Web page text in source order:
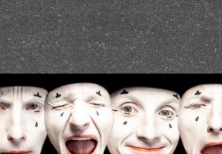
Cheminement intérieur
Le pouvoir de nos pensées
Nos pensées influencent directement la
chimie de notre corps. Lorsque nous
émettons des pensées négatives, nous
produisons des hormones...